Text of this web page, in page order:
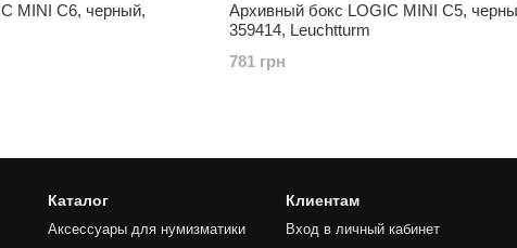
MINI C6, черный,
Архивный бокс LOGIC MINI C5,
359414, Leuchtturm
781 грн
Каталог
Аксессуары для нумизматики
Клиентам
Вход в личный кабинет